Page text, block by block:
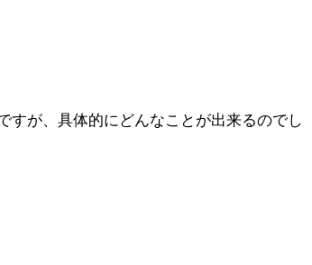
すが、具体的にどんなことが出来るのでし